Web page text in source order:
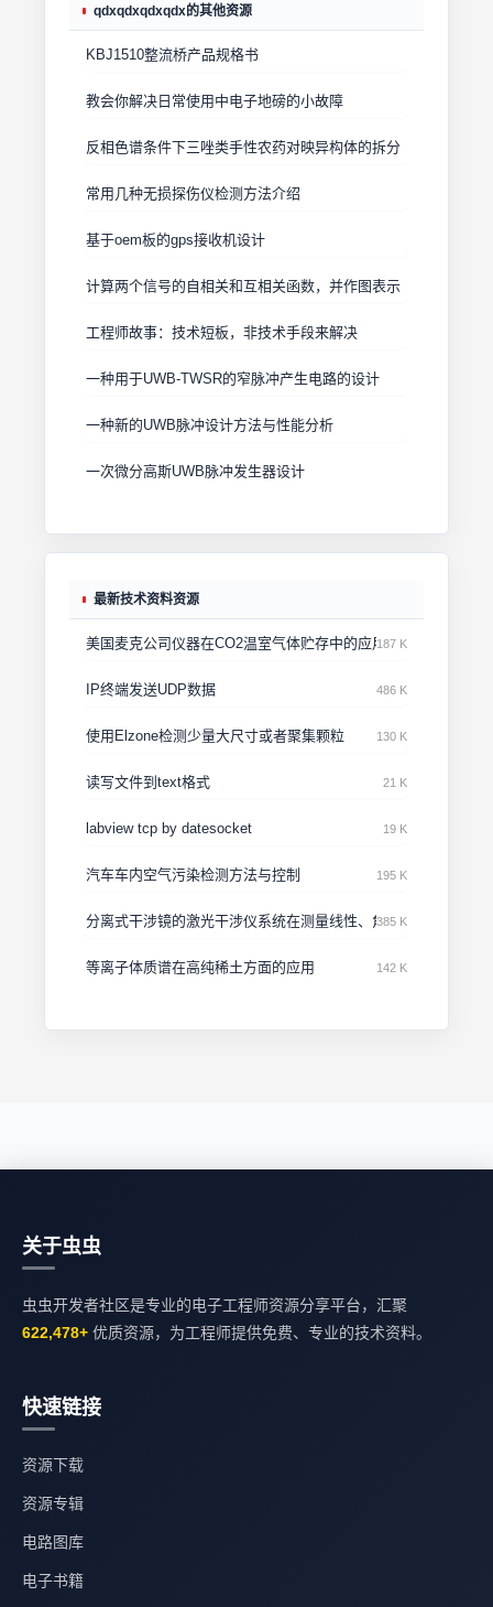
qdxqdxqdxqdx的其他资源
KBJ1510整流桥产品规格书
教会你解决日常使用中电子地磅的小故障
反相色谱条件下三唑类手性农药对映异构体的拆分
常用几种无损探伤仪检测方法介绍
基于oem板的gps接收机设计
计算两个信号的自相关和互相关函数，并作图表示
工程师故事：技术短板，非技术手段来解决
一种用于UWB-TWSR的窄脉冲产生电路的设计
一种新的UWB脉冲设计方法与性能分析
一次微分高斯UWB脉冲发生器设计
最新技术资料资源
美国麦克公司仪器在CO2温室气体贮存中的应用187 K
IP终端发送UDP数据 486 K
使用Elzone检测少量大尺寸或者聚集颗粒 130 K
读写文件到text格式 21 K
labview tcp by datesocket 19 K
汽车车内空气污染检测方法与控制 195 K
分离式干涉镜的激光干涉仪系统在测量线性、角度、直线度方面
385 K
等离子体质谱在高纯稀土方面的应用 142 K
关于虫虫
虫虫开发者社区是专业的电子工程师资源分享平台，汇聚
622,478+ 优质资源，为工程师提供免费、专业的技术资料。
快速链接
资源下载
资源专辑
电路图库
电子书籍